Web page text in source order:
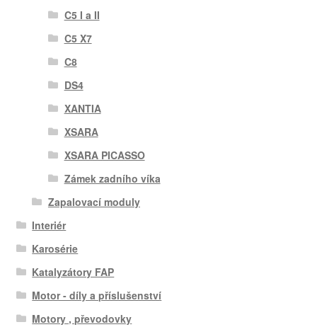
C5 I a II
C5 X7
C8
DS4
XANTIA
XSARA
XSARA PICASSO
Zámek zadního víka
Zapalovací moduly
Interiér
Karosérie
Katalyzátory FAP
Motor - díly a příslušenství
Motory , převodovky